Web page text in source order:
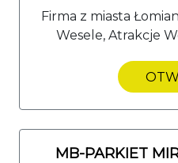
Firma z miasta
Wesele, Atrakcje
MB-PARKIET